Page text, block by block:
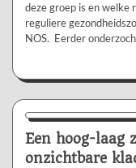
deze groep is en welke
reguliere
NOS. Eerder
Aanbevolen
Een hoog-laag
onzichtbare